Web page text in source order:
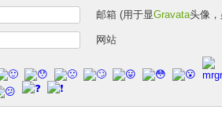
邮箱 (用于显Gravata头像
网站